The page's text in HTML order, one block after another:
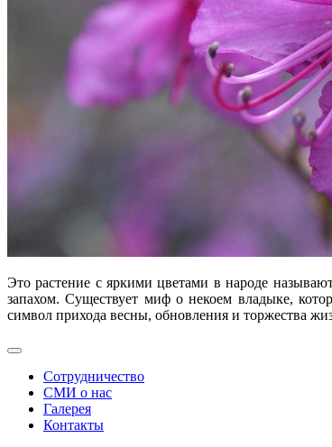
Это растение с яркими цветами в народе
запахом. Существует миф о некоем владыке,
символ прихода весны, обновления и торжества
Сотрудничество
СМИ о нас
Галерея
Контакты